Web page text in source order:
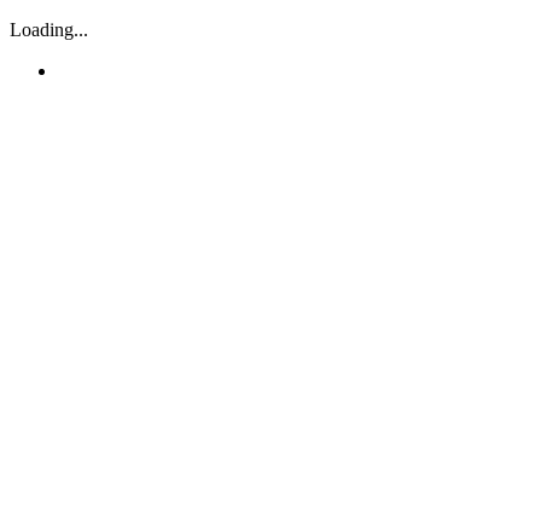
Loading...